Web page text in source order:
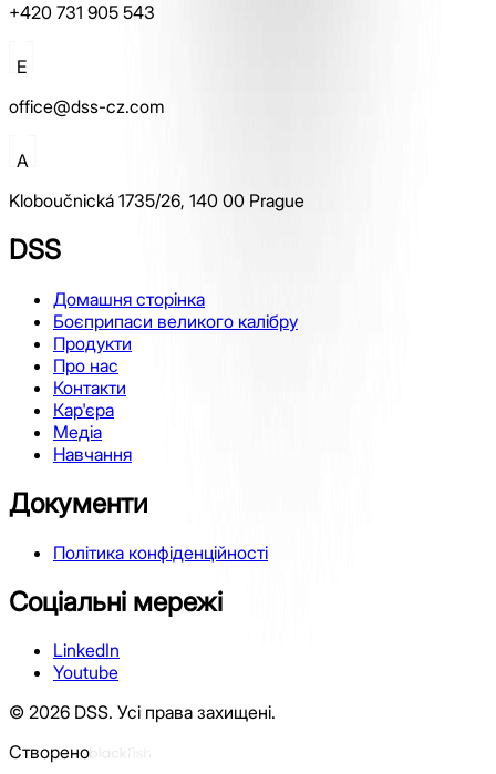
+420 731 905 543
E
office@dss-cz.com
A
Kloboučnická 1735/26, 140 00 Prague
DSS
Домашня сторінка
Боєприпаси великого калібру
Продукти
Про нас
Контакти
Кар'єра
Медіа
Навчання
Документи
Політика конфіденційності
Соціальні мережі
LinkedIn
Youtube
© 2026 DSS. Усі права захищені.
Створено